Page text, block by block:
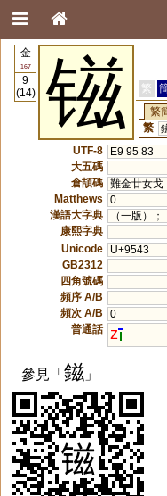
金
167
9
(14)
镃 繁
繁
繁
UTF-8
E9 95 83
大五碼
倉頡碼 難金廿女戈
Matthews
0
漢語大字典
（一版）
康熙字典
Unicode
U+9543
GB2312
四角號碼
頻序 A/B
頻次 A/B
0
普通話 z
參見「鎡 」